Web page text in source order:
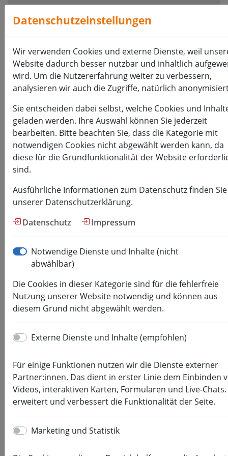
Visuelle
Assistenzsoftware
Tastatur
erreichbar
über
ALT
HSMW
FG Biotechnologie und Chemie
Prudnikow, Lisa
Doktorandin
M.Sc.
Lisa Carolina Prudnikow
Fakultät Angewandte Computer- und
+49 3727 581941
prudniko@hs-mittweida.de
6-031
Am Schwanenteich 4b
Datenschutzeinstellungen
Wir verwenden Cookies und externe Dienste, weil
Website dadurch besser nutzbar und inhaltlich
wird. Um die Nutzererfahrung weiter zu verbessern,
analysieren wir auch die Zugriffe, natürlich
Sie entscheiden dabei selbst, welche Cookies und
geladen werden. Ihre Auswahl können Sie jederzeit
bearbeiten. Bitte beachten Sie, dass die Kategorie mit
notwendigen Cookies nicht abgewählt werden kann, da
diese für die Grundfunktionalität der Website
sind.
Ausführliche Informationen zum Datenschutz finden
unserer Datenschutzerklärung.
Datenschutz
Impressum
Notwendige Dienste und Inhalte (nicht
abwählbar)
Die Cookies in dieser Kategorie sind für die fehlerfreie
Nutzung unserer Website notwendig und können aus
diesem Grund nicht abgewählt werden.
Externe Dienste und Inhalte (empfohlen)
Für einige Funktionen nutzen wir die Dienste externer
Partner:innen. Das dient in erster Linie dem Einbinden
Videos, interaktiven Karten, Formularen und Live-Chats.
erweitert und verbessert die Funktionalität der Seite.
Marketing und Statistik